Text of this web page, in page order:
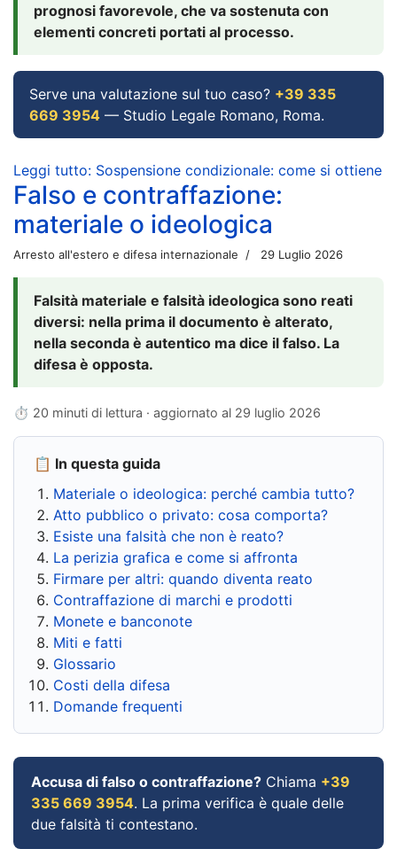
prognosi favorevole, che va sostenuta con
elementi concreti portati al processo.
Serve una valutazione sul tuo caso? +39 335
669 3954 — Studio Legale Romano, Roma.
Leggi tutto: Sospensione condizionale: come si ottiene
Falso e contraffazione:
materiale o ideologica
Arresto all'estero e difesa internazionale 29 Luglio 2026
Falsità materiale e falsità ideologica sono reati
diversi: nella prima il documento è alterato,
nella seconda è autentico ma dice il falso. La
difesa è opposta.
⏱ 20 minuti di lettura · aggiornato al 29 luglio 2026
📋 In questa guida
Materiale o ideologica: perché cambia tutto?
Atto pubblico o privato: cosa comporta?
Esiste una falsità che non è reato?
La perizia grafica e come si affronta
Firmare per altri: quando diventa reato
Contraffazione di marchi e prodotti
Monete e banconote
Miti e fatti
Glossario
Costi della difesa
Domande frequenti
Accusa di falso o contraffazione? Chiama +39
335 669 3954. La prima verifica è quale delle
due falsità ti contestano.